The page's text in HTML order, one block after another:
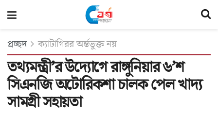
প্রচ্ছদ ক্যাটাগিরর অর্ন্তভুক্ত নয়
তথ্যমন্ত্রী’র উদ্যোগে রাঙ্গুনিয়ার ৬’শ
সিএনজি অটোরিকশা চালক পেল খাদ্য
সামগ্রী সহায়তা